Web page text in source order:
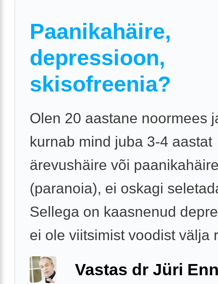
Paanikahäire,
depressioon,
skisofreenia?
Olen 20 aastane noormees
kurnab mind juba 3-4 aastat
ärevushäire või
(paranoia), ei oskagi
Sellega on kaasnenud
ei ole viitsimist voodist välja
Vastas dr Jüri